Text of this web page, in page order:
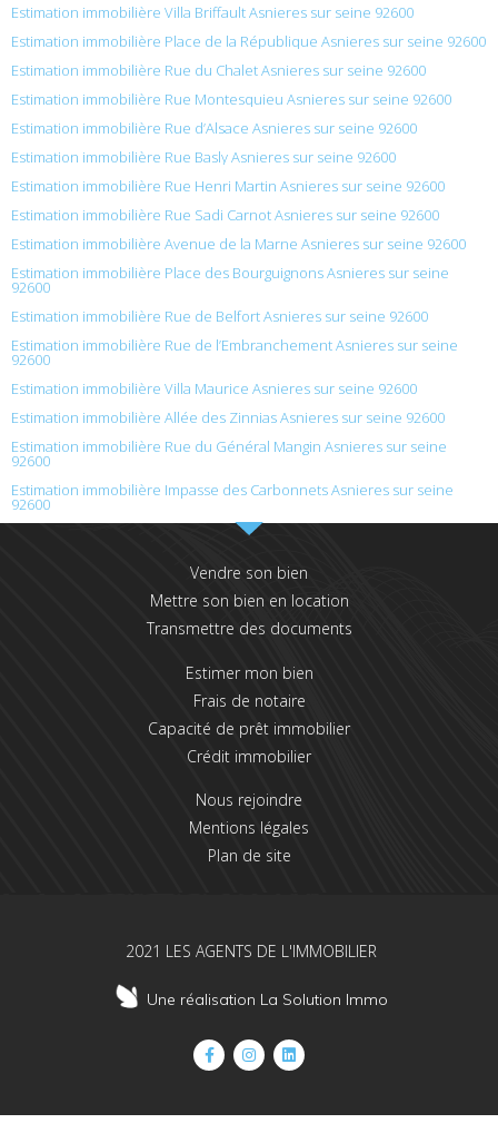
Estimation immobilière Villa Briffault Asnieres sur seine 92600
Estimation immobilière Place de la République Asnieres sur seine 92600
Estimation immobilière Rue du Chalet Asnieres sur seine 92600
Estimation immobilière Rue Montesquieu Asnieres sur seine 92600
Estimation immobilière Rue d’Alsace Asnieres sur seine 92600
Estimation immobilière Rue Basly Asnieres sur seine 92600
Estimation immobilière Rue Henri Martin Asnieres sur seine 92600
Estimation immobilière Rue Sadi Carnot Asnieres sur seine 92600
Estimation immobilière Avenue de la Marne Asnieres sur seine 92600
Estimation immobilière Place des Bourguignons Asnieres sur seine
92600
Estimation immobilière Rue de Belfort Asnieres sur seine 92600
Estimation immobilière Rue de l’Embranchement Asnieres sur seine
92600
Estimation immobilière Villa Maurice Asnieres sur seine 92600
Estimation immobilière Allée des Zinnias Asnieres sur seine 92600
Estimation immobilière Rue du Général Mangin Asnieres sur seine
92600
Estimation immobilière Impasse des Carbonnets Asnieres sur seine
92600
Vendre son bien
Mettre son bien en location
Transmettre des documents
Estimer mon bien
Frais de notaire
Capacité de prêt immobilier
Crédit immobilier
Nous rejoindre
Mentions légales
Plan de site
2021 LES AGENTS DE L'IMMOBILIER
Une réalisation La Solution Immo